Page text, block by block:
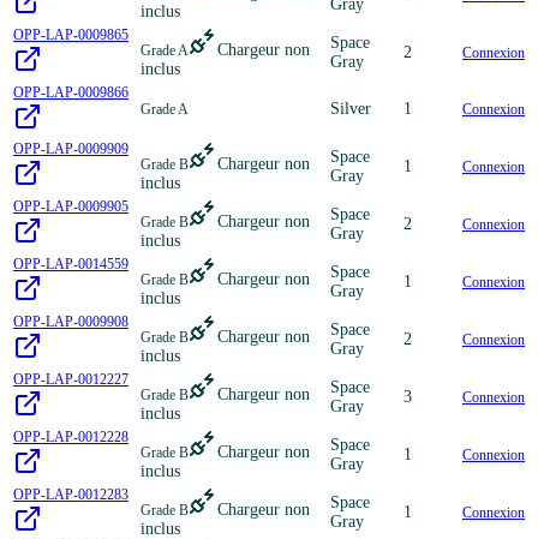
inclus
Gray
OPP-LAP-0009865
Grade A
Chargeur non
inclus
Space
Gray
2 Connexion
OPP-LAP-0009866
Grade A
Silver 1 Connexion
OPP-LAP-0009909
Grade B
Chargeur non
inclus
Space
Gray
1 Connexion
OPP-LAP-0009905
Grade B
Chargeur non
inclus
Space
Gray
2 Connexion
OPP-LAP-0014559
Grade B
Chargeur non
inclus
Space
Gray
1 Connexion
OPP-LAP-0009908
Grade B
Chargeur non
inclus
Space
Gray
2 Connexion
OPP-LAP-0012227
Grade B
Chargeur non
inclus
Space
Gray
3 Connexion
OPP-LAP-0012228
Grade B
Chargeur non
inclus
Space
Gray
1 Connexion
OPP-LAP-0012283
Grade B
Chargeur non
inclus
Space
Gray
1 Connexion